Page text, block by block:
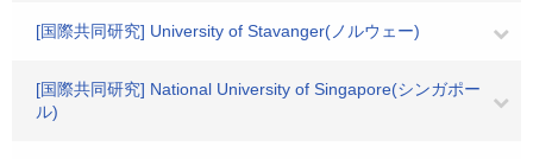
[国際共同研究] University of Stavanger(ノルウェー)
[国際共同研究] National University of Singapore(シンガポー
ル)